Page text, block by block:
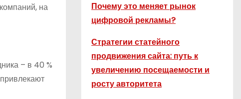
на
– в 40 %
Почему это меняет рынок
цифровой рекламы?
Стратегии статейного
продвижения сайта: путь к
увеличению посещаемости и
росту авторитета